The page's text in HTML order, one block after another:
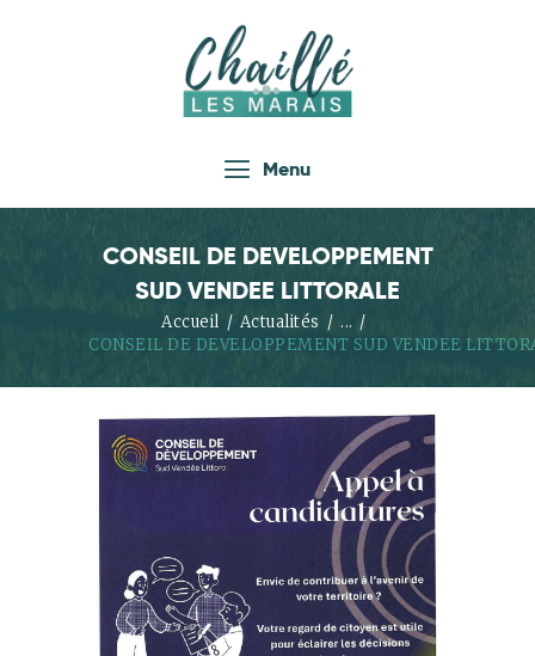
Menu
CONSEIL DE DEVELOPPEMENT
SUD VENDEE LITTORALE
Accueil Actualités
...
CONSEIL DE DEVELOPPEMENT SUD VENDEE
Vie Locale
Enfance Jeunesse
Tourisme